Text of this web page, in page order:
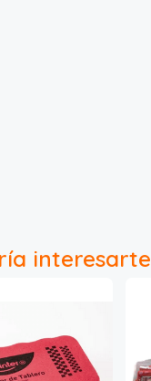
interesarte